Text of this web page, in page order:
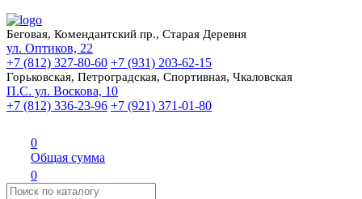
Беговая, Комендантский пр., Старая Деревня
ул. Оптиков, 22
+7 (812) 327-80-60 +7 (931) 203-62-15
Горьковская, Петроградская, Спортивная, Чкаловская
П.С. ул. Воскова, 10
+7 (812) 336-23-96 +7 (921) 371-01-80
0
Общая сумма
0